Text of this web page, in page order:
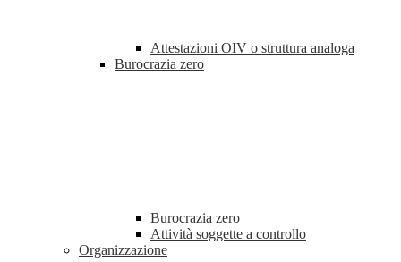
Attestazioni OIV o struttura analoga
Burocrazia zero
Burocrazia zero
Attività soggette a controllo
Organizzazione